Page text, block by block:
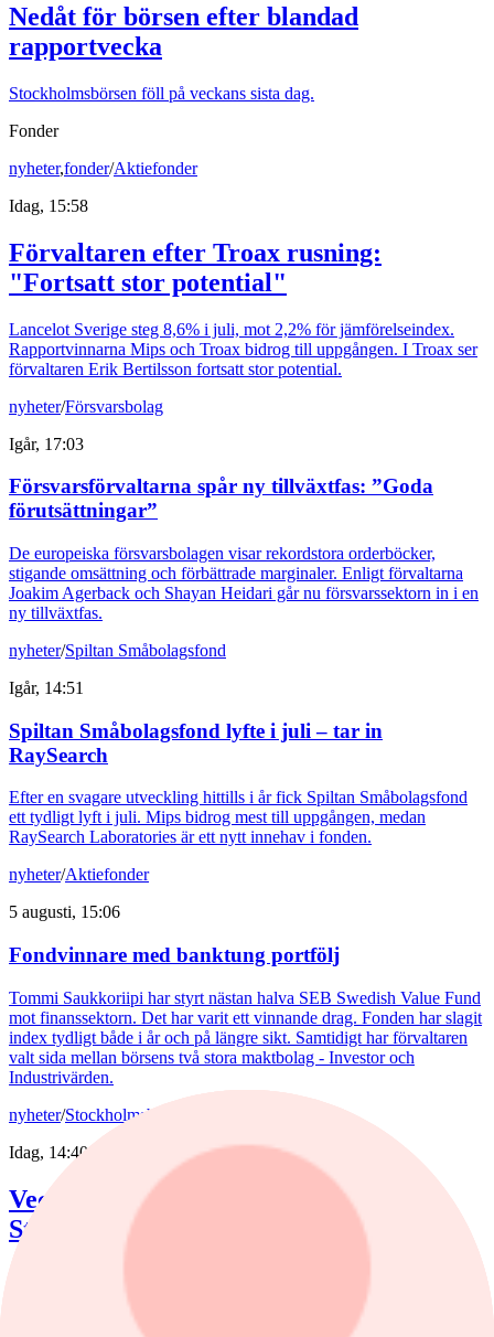
Nedåt för börsen efter blandad
rapportvecka
Stockholmsbörsen föll på veckans sista dag.
Fonder
nyheter,fonder/Aktiefonder
Idag, 15:58
Förvaltaren efter Troax rusning:
"Fortsatt stor potential"
Lancelot Sverige steg 8,6% i juli, mot 2,2% för jämförelseindex.
Rapportvinnarna Mips och Troax bidrog till uppgången. I Troax ser
förvaltaren Erik Bertilsson fortsatt stor potential.
nyheter/Försvarsbolag
Igår, 17:03
Försvarsförvaltarna spår ny tillväxtfas: ”Goda
förutsättningar”
De europeiska försvarsbolagen visar rekordstora orderböcker,
stigande omsättning och förbättrade marginaler. Enligt förvaltarna
Joakim Agerback och Shayan Heidari går nu försvarssektorn in i en
ny tillväxtfas.
nyheter/Spiltan Småbolagsfond
Igår, 14:51
Spiltan Småbolagsfond lyfte i juli – tar in
RaySearch
Efter en svagare utveckling hittills i år fick Spiltan Småbolagsfond
ett tydligt lyft i juli. Mips bidrog mest till uppgången, medan
RaySearch Laboratories är ett nytt innehav i fonden.
nyheter/Aktiefonder
5 augusti, 15:06
Fondvinnare med banktung portfölj
Tommi Saukkoriipi har styrt nästan halva SEB Swedish Value Fund
mot finanssektorn. Det har varit ett vinnande drag. Fonden har slagit
index tydligt både i år och på längre sikt. Samtidigt har förvaltaren
valt sida mellan börsens två stora maktbolag - Investor och
Industrivärden.
nyheter/Stockholmsbörsen
Idag, 14:40
Veckans vinnare och förlorare på
Stockholmsbörsen